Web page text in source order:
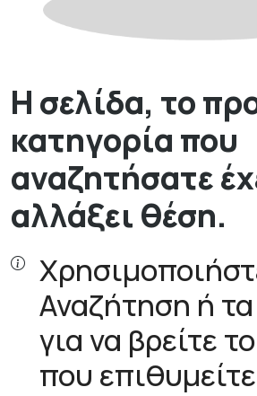
Η σελίδα, το
κατηγορία που
αναζητήσατε
αλλάξει θέση.
Αναζήτηση ή
για να βρείτε
που